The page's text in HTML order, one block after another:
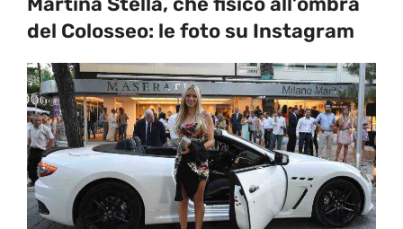
del Colosseo: le foto su Instagram